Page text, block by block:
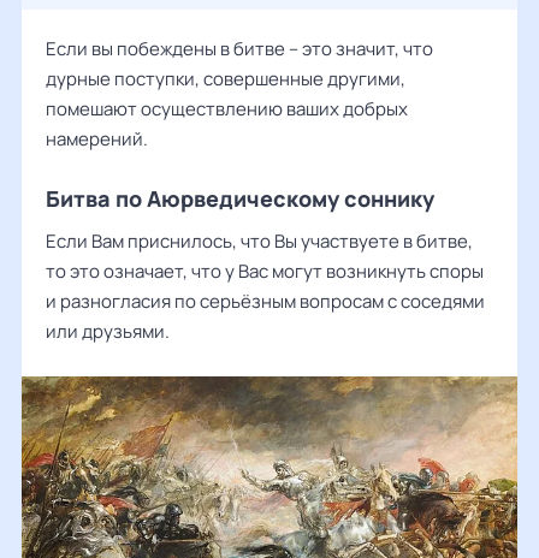
Если вы побеждены в битве – это значит, что
дурные поступки, совершенные другими,
помешают осуществлению ваших добрых
намерений.
Битва по Аюрведическому соннику
Если Вам приснилось, что Вы участвуете в битве,
то это означает, что у Вас могут возникнуть споры
и разногласия по серьёзным вопросам с соседями
или друзьями.